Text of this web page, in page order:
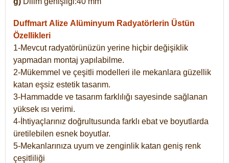
Duffmart Alize Alüminyum Radyatörlerin Üstün
Özellikleri
1-Mevcut radyatörünüzün yerine hiçbir değişiklik
yapmadan montaj yapılabilme.
2-Mükemmel ve çeşitli modelleri ile mekanlara güzellik
katan eşsiz estetik tasarım.
3-Hammadde ve tasarım farklılığı sayesinde sağlanan
yüksek ısı verimi.
4-İhtiyaçlarınız doğrultusunda farklı ebat ve boyutlarda
üretilebilen esnek boyutlar.
5-Mekanlarınıza uyum ve zenginlik katan geniş renk
çeşitliliği